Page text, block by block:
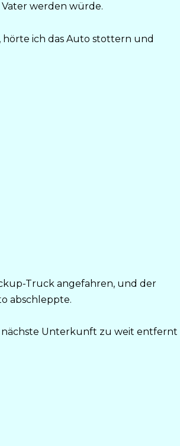
werden würde.
hörte ich das Auto stottern und
Truck angefahren, und der
abschleppte.
nächste Unterkunft zu weit entfernt